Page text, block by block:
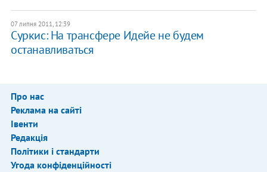
07 липня 2011, 12:39
Суркис: На трансфере Идейе не будем
останавливаться
Про нас
Реклама на сайті
Івенти
Редакція
Політики і стандарти
Угода конфіденційності